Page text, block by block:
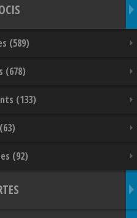
(589)
(678)
(133)
(92)